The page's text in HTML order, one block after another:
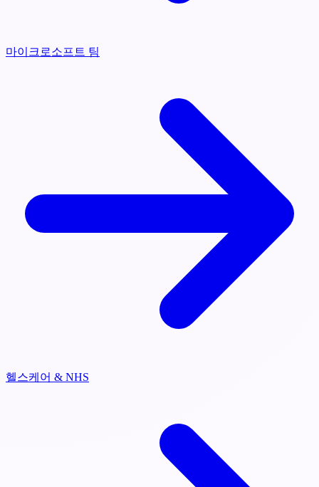
마이크로소프트 팀
헬스케어 & NHS